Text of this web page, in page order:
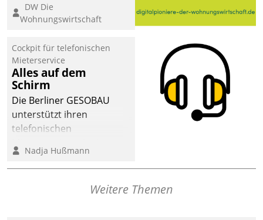
eine digitale Zukunft zu
finden, ist das Ziel des
der
Wohnungswirtschaft“.
Bewerben können sich
dafür ein Team
bestehend aus
Wohnungsunternehmen
und PropTech.
DW Die
Wohnungswirtschaft
Cockpit für telefonischen
Mieterservice
Alles auf dem
Schirm
Die Berliner GESOBAU
unterstützt ihren
telefonischen
digitalen Cockpit, das
situationsbezogen
passende Fragen und
Nadja Hußmann
Weitere Themen